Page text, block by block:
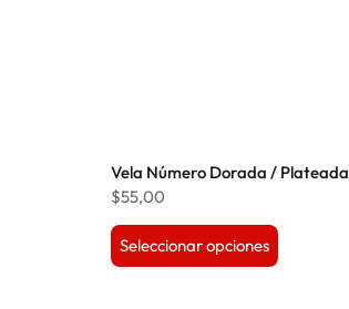
Vela Número Dorada / Plateada
$55,00
Seleccionar opciones